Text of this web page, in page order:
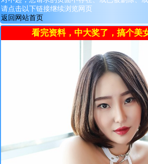
请点击以下链接继续浏览网页
返回网站首页
看完资料，中大奖了，搞个美